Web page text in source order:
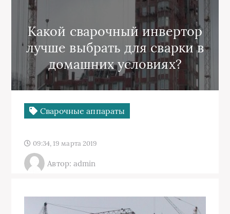
Какой сварочный инвертор
лучше выбрать для сварки в
домашних условиях?
Сварочные аппараты
09:34, 19 марта 2019
Автор: admin